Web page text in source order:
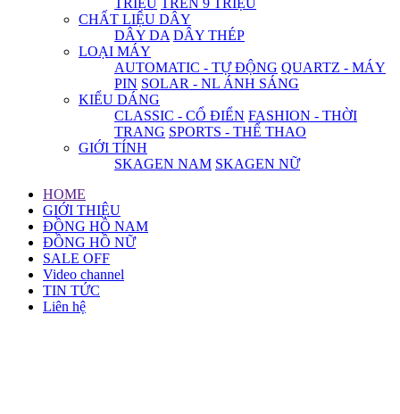
TRIỆU TRÊN 9 TRIỆU
CHẤT LIỆU DÂY
DÂY DA DÂY THÉP
LOẠI MÁY
AUTOMATIC - TỰ ĐỘNG QUARTZ - MÁY
PIN SOLAR - NL ÁNH SÁNG
KIỂU DÁNG
CLASSIC - CỔ ĐIỂN FASHION - THỜI
TRANG SPORTS - THỂ THAO
GIỚI TÍNH
SKAGEN NAM SKAGEN NỮ
HOME
GIỚI THIỆU
ĐỒNG HỒ NAM
ĐỒNG HỒ NỮ
SALE OFF
Video channel
TIN TỨC
Liên hệ